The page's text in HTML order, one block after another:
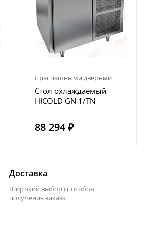
с распашными дверьми
Стол охлаждаемый
HICOLD GN 1/TN
88 294 ₽
Доставка
Широкий выбор способов
получения заказа